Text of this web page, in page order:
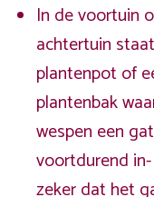
In de voortuin
achtertuin
plantenpot of
plantenbak
wespen een
voortdurend
zeker dat het